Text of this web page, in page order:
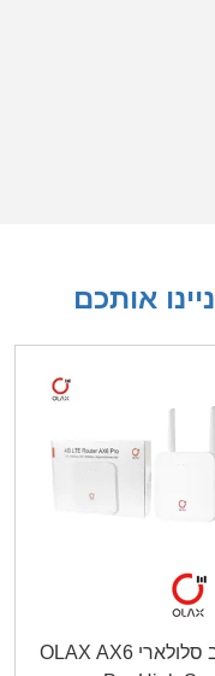
אותכם
נתב סלולארי OLAX AX6